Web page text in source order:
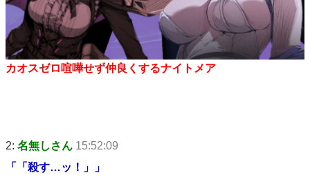
カオスゼロ喧嘩せず仲良くするナイトメア
2: 名無しさん 15:52:09
「「殺す…ッ！」」